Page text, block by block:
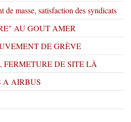
masse, satisfaction des syndicats
AU GOUT AMER
DE GRÈVE
FERMETURE DE SITE LÀ
A AIRBUS